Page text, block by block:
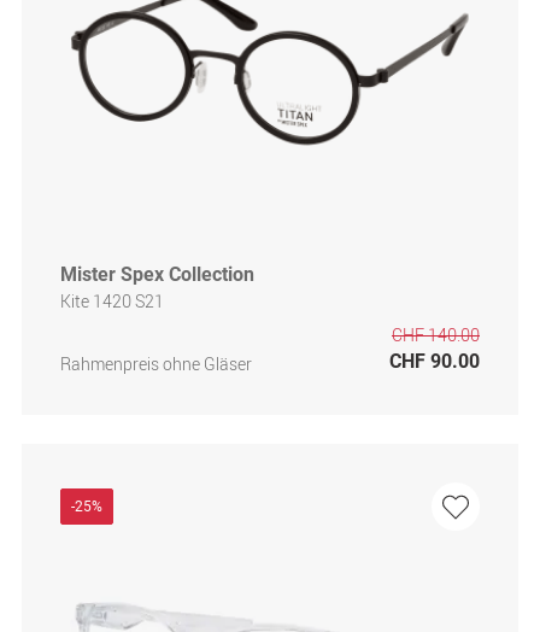
Mister Spex Collection
Kite 1420 S21
Rahmenpreis ohne Gläser
CHF 140.00
CHF 90.00
-25%